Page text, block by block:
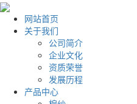
网站首页
关于我们
公司简介
企业文化
资质荣誉
发展历程
产品中心